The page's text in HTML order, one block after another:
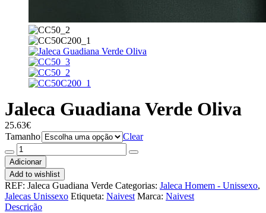
Jaleca Guadiana Verde Oliva
25.63€
Tamanho
Clear
Quantidade
de
Jaleca
Guadiana
Verde
Oliva
Adicionar
Add to wishlist
REF: Jaleca Guadiana Verde Categorias: Jaleca Homem - Unissexo,
Jalecas Unissexo Etiqueta: Naivest Marca: Naivest
Descrição